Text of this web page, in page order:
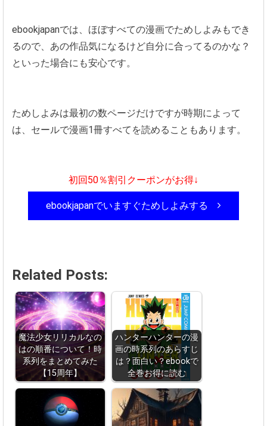
ebookjapanでは、ほぼすべての漫画でためしよみもでき
るので、あの作品気になるけど自分に合ってるのかな？
といった場合にも安心です。
ためしよみは最初の数ページだけですが時期によって
は、セールで漫画1冊すべてを読めることもあります。
初回50％割引クーポンがお得↓
ebookjapanでいますぐためしよみする
Related Posts:
魔法少女リリカルなの
はの順番について！時
系列をまとめてみた
【15周年】
ハンターハンターの漫
画の時系列のあらすじ
は？面白い？ebookで
全巻お得に読む